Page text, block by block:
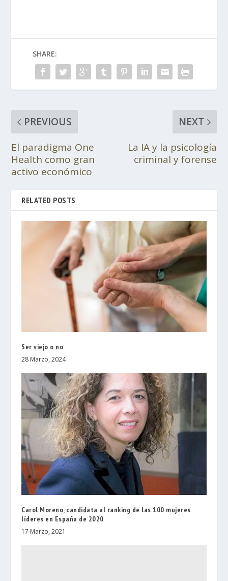
SHARE:
PREVIOUS
El paradigma One
Health como gran
activo económico
NEXT
La IA y la psicología
criminal y forense
RELATED POSTS
Ser viejo o no
28 Marzo, 2024
Carol Moreno, candidata al ranking de las 100 mujeres
líderes en España de 2020
17 Marzo, 2021